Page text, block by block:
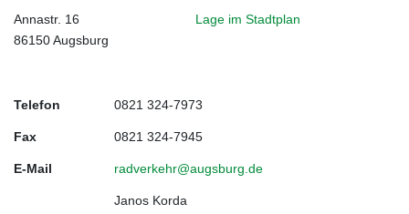
Annastr. 16
86150 Augsburg
Lage im Stadtplan
Telefon 0821 324-7973
Fax 0821 324-7945
E-Mail radverkehr@augsburg.de
Janos Korda